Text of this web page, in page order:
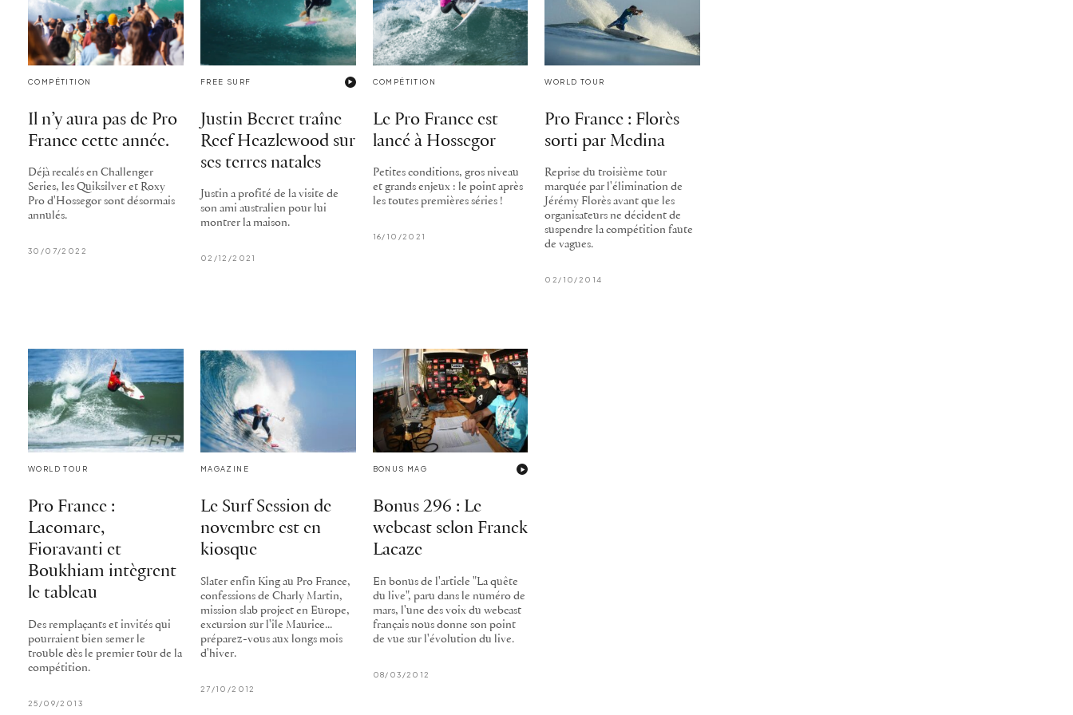
COMPÉTITION
Il n’y aura pas de Pro
France cette année.
Déjà recalés en Challenger
Series, les Quiksilver et Roxy
Pro d'Hossegor sont désormais
annulés.
30/07/2022
FREE SURF
Justin Becret traîne
Reef Heazlewood sur
ses terres natales
Justin a profité de la visite de
son ami australien pour lui
montrer la maison.
02/12/2021
COMPÉTITION
Le Pro France est
lancé à Hossegor
Petites conditions, gros niveau
et grands enjeux : le point après
les toutes premières séries !
16/10/2021
WORLD TOUR
Pro France : Florès
sorti par Medina
Reprise du troisième tour
marquée par l'élimination de
Jérémy Florès avant que les
organisateurs ne décident de
suspendre la compétition faute
de vagues.
02/10/2014
WORLD TOUR
Pro France :
Lacomare,
Fioravanti et
Boukhiam intègrent
le tableau
Des remplaçants et invités qui
pourraient bien semer le
trouble dès le premier tour de la
compétition.
25/09/2013
MAGAZINE
Le Surf Session de
novembre est en
kiosque
Slater enfin King au Pro France,
confessions de Charly Martin,
mission slab project en Europe,
excursion sur l'île Maurice...
préparez-vous aux longs mois
d'hiver.
27/10/2012
BONUS MAG
Bonus 296 : Le
webcast selon Franck
Lacaze
En bonus de l'article "La quête
du live", paru dans le numéro de
mars, l'une des voix du webcast
français nous donne son point
de vue sur l'évolution du live.
08/03/2012